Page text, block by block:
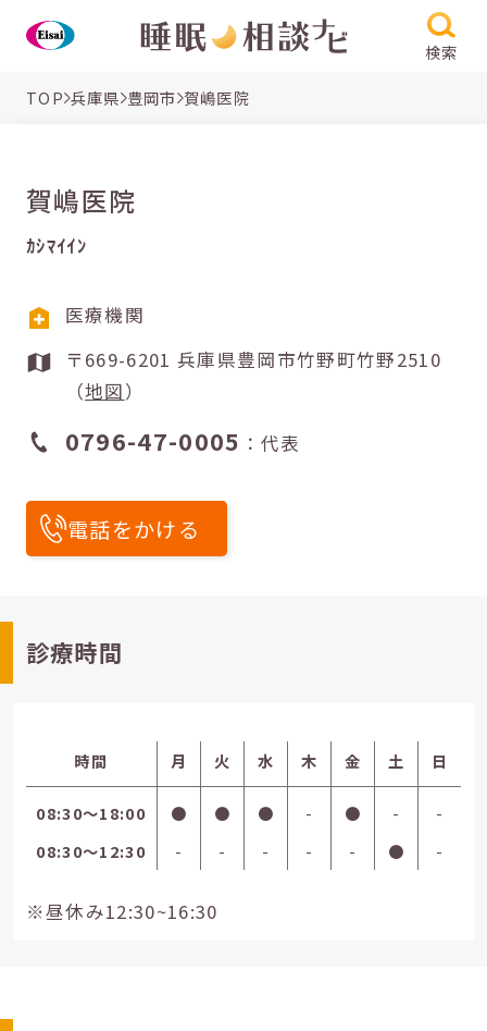
検索
TOP 兵庫県 豊岡市 賀嶋医院
賀嶋医院
ｶｼﾏｲｲﾝ
医療機関
〒669-6201 兵庫県豊岡市竹野町竹野2510
（地図）
0796-47-0005 ：代表
電話をかける
診療時間
時間 月 火 水 木 金 土 日
08:30〜18:00 ● ● ● - ● -
-
08:30〜12:30
- - - - - ● -
※昼休み12:30~16:30